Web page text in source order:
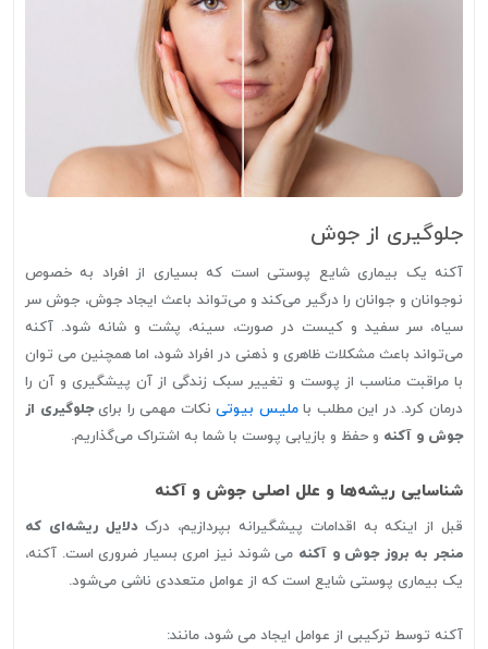
جلوگیری از جوش
آکنه یک بیماری شایع پوستی است که بسیاری از افراد به خصوص
نوجوانان و جوانان را درگیر می‌کند و می‌تواند باعث ایجاد جوش، جوش سر
سیاه، سر سفید و کیست در صورت، سینه، پشت و شانه شود. آکنه
می‌تواند باعث مشکلات ظاهری و ذهنی در افراد شود، اما همچنین می توان
با مراقبت مناسب از پوست و تغییر سبک زندگی از آن پیشگیری و آن را
درمان کرد. در این مطلب باملیس بیوتینکات مهمی را برایجلوگیری از
جوش و آکنه و حفظ و بازیابی پوست با شما به اشتراک می‌گذاریم.
شناسایی ریشه‌ها و علل اصلی جوش و آکنه
قبل از اینکه به اقدامات پیشگیرانه بپردازیم، درکدلایل ریشه‌ای که
منجر به بروز جوش و آکنه می شوند نیز امری بسیار ضروری است. آکنه،
یک بیماری پوستی شایع است که از عوامل متعددی ناشی می‌شود.
آکنه توسط ترکیبی از عوامل ایجاد می شود، مانند: